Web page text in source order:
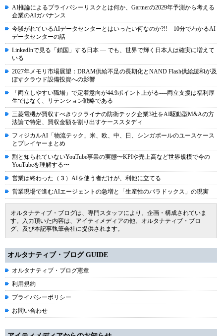
AI推論によるプライバシーリスクとは何か、Gartnerの2029年予測から考える
企業のAIガバナンス
今騒がれているAIデータセンターとはいったい何なのか?!! 10分でわかるAI
データセンターの話
LinkedInで見る「鎖国」する日本 ― でも、世界で輝く日本人は確実に増えて
いる
2027年メモリ市場展望：DRAM供給不足の長期化とNAND Flash供給緩和が及
ぼすクラウド設備投資への影響
「両立しやすい職場」で定着意向が44.9ポイント上がる----両立支援は福利厚
生ではなく、リテンション戦略である
三菱電機が買収すべきウクライナの防衛テック企業3社をAI駆動型M&Aの方
法論で特定、買収金額を割り出すケーススタディ
フィジカルAI「物流テック」米、欧、中、日、シンガポールのユースケース
とプレイヤーまとめ
割と知られていないYouTube事業の実態〜KPIや売上高など世界規模で今の
YouTubeを理解する〜
営業は終わった（３）AIを使う者だけが、利他に立てる
営業現場で進むAIエージェントの急増と「生産性のパラドックス」の現実
オルタナティブ・ブログは、専門スタッフにより、企画・構成されていま
す。入力頂いた内容は、アイティメディアの他、オルタナティブ・ブロ
グ、及び本記事執筆会社に提供されます。
オルタナティブ・ブログ GUIDE
オルタナティブ・ブログ憲章
利用規約
プライバシーポリシー
お問い合わせ